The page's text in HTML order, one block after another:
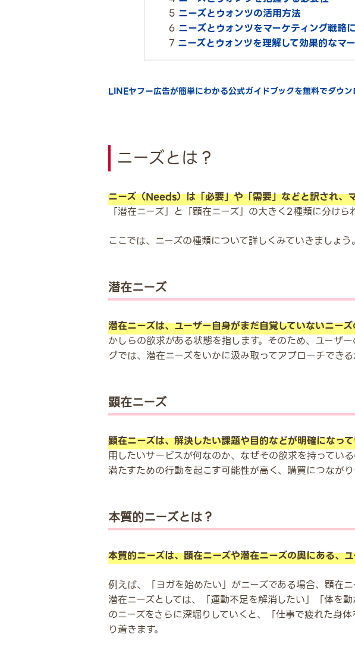
ニーズとウォンツの活用方法
ニーズとウォンツをマーケティング戦略
ニーズとウォンツを理解して効果的なマ
LINEヤフー広告が簡単にわかる公式ガイドブックを無料でダウン
ニーズとは？
ニーズ（Needs）は「必要」や「需要」などと訳され、
「潜在ニーズ」と「顕在ニーズ」の大きく2種類に分けら
ここでは、ニーズの種類について詳しくみていきましょう。
潜在ニーズ
潜在ニーズは、ユーザー自身がまだ自覚していないニー
かしらの欲求がある状態を指します。そのため、ユーザ
グでは、潜在ニーズをいかに汲み取ってアプローチできる
顕在ニーズ
顕在ニーズは、解決したい課題や目的などが明確になっ
用したいサービスが何なのか、なぜその欲求を持ってい
満たすための行動を起こす可能性が高く、購買につながり
本質的ニーズとは？
本質的ニーズは、顕在ニーズや潜在ニーズの奥にある、
例えば、「ヨガを始めたい」がニーズである場合、顕在
潜在ニーズとしては、「運動不足を解消したい」「体を
のニーズをさらに深堀りしていくと、「仕事で疲れた身
り着きます。